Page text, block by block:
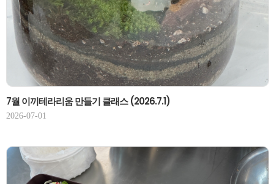
7월 이끼테라리움 만들기 클래스 (2026.7.1)
2026-07-01